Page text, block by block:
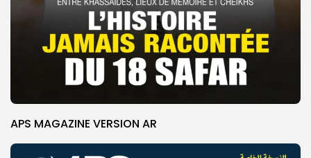
APS MAGAZINE VERSION AR